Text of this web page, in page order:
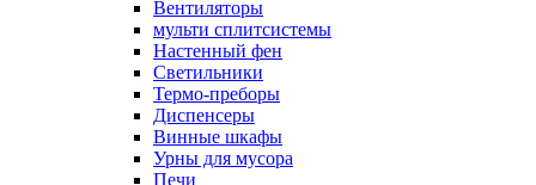
Вентиляторы
мульти сплитсистемы
Настенный фен
Светильники
Термо-преборы
Диспенсеры
Винные шкафы
Урны для мусора
Печи